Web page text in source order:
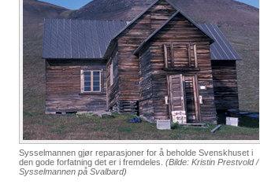
Sysselmannen gjør reparasjoner for å beholde Svenskhuset i
den gode forfatning det er i fremdeles. (Bilde: Kristin Prestvold /
Sysselmannen på Svalbard)